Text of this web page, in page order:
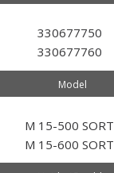
330677750
330677760
Model​
M 15-500 SORT
M 15-600 SORT